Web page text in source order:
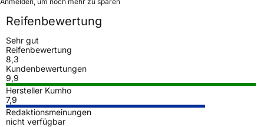
Reifenbewertung
Sehr gut
Reifenbewertung
8,3
Kundenbewertungen
9,9
Hersteller Kumho
7,9
Redaktionsmeinungen
nicht verfügbar